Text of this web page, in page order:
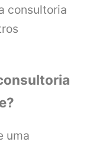
consultoria
uma